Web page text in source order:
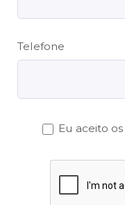
Telefone
Eu aceito os